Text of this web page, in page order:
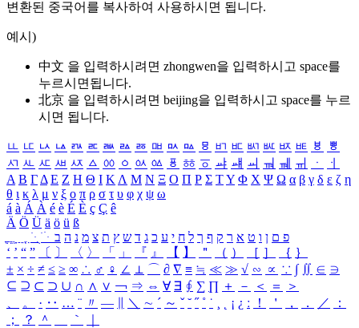
변환된 중국어를 복사하여 사용하시면 됩니다.
예시)
中文 을 입력하시려면 zhongwen을 입력하시고 space를
누르시면됩니다.
北京 을 입력하시려면 beijing을 입력하시고 space를 누르
시면 됩니다.
ㅥ ㅦ ㅧ ㅨ ㅩ ㅪ ㅫ ㅬ ㅭ ㅮ ㅯ ㅰ ㅱ ㅲ ㅳ ㅴ ㅵ ㅶ ㅷ ㅸ
ㅹ
ㅺ ㅻ ㅼ ㅽ ㅾ ㅿ ㆀ ㆁ ㆂ ㆃ ㆄ ㆅ ㆆ ㆇ ㆈ ㆉ ㆊ ㆋ ㆌ ㆍ
ㆎ
Α Β ΓΔ Ε Ζ Η Θ Ι ΚΛ Μ Ν Ξ Ο Π Ρ Σ ΤΥ Φ Χ Ψ Ω α β γ δ ε ζ η
θ ι κ λ μ ν ξ ο π ρ σ τ υ φ χ ψ ω
á à Á À é è É È ç Ç ê
Ä Ö Ü ä ö ü ß
ִֶֹ ֻּ ׁׂ פ ם ן ו ט א ר ק ף ך ל ח י ע כ ג ד ש ץ ת צ מ נ ה ב
‘ ’ “ ” 〔 〕 〈 〉 「 」 『 』 【 】 ＂ （ ） ［ ］ ｛ ｝
± × ÷ ≠ ≤ ≥ ∞ ∴ ♂ ♀ ∠ ⊥ ⌒ ∂ ∇ ≡ ≒ ≪ ≫ √ ∽ ∝ ∵ ∫ ∬ ∈ ∋
⊆ ⊇ ⊂ ⊃ ∪ ∩ ∧ ∨ ￢ ⇒ ⇔ ∀ ∃ ∮ ∑ ∏ ＋ － ＜ ＝
＞
、
。 · ‥ … ¨ 〃 ― ＼ ∼ ´ ～ ˇ ˘ ˝ ˚ ˙ ¸ ¡ ¿ ː ！ ＇ ， ． ／
：
；
？ ＾ ｀